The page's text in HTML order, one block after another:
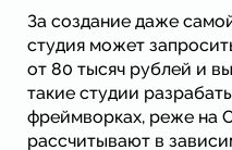
За создание даже
студия может
от 80 тысяч рублей и
такие студии
фреймворках, реже на
рассчитывают в